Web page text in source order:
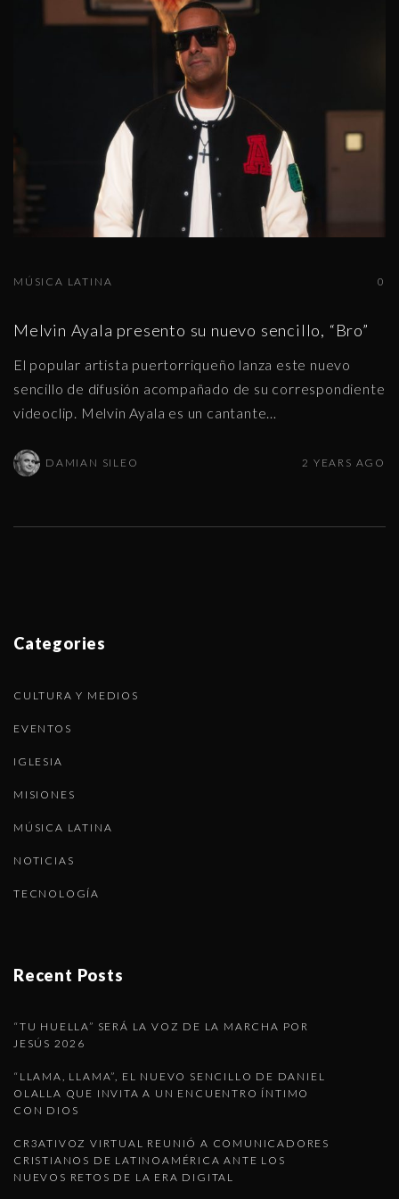
0
MÚSICA LATINA
Melvin Ayala presento su nuevo sencillo, “Bro”
El popular artista puertorriqueño lanza este nuevo
sencillo de difusión acompañado de su correspondiente
videoclip. Melvin Ayala es un cantante…
DAMIAN SILEO 2 YEARS AGO
Categories
CULTURA Y MEDIOS
EVENTOS
IGLESIA
MISIONES
MÚSICA LATINA
NOTICIAS
TECNOLOGÍA
Recent Posts
“TU HUELLA” SERÁ LA VOZ DE LA MARCHA POR
JESÚS 2026
“LLAMA, LLAMA”, EL NUEVO SENCILLO DE DANIEL
OLALLA QUE INVITA A UN ENCUENTRO ÍNTIMO
CON DIOS
CR3ATIVOZ VIRTUAL REUNIÓ A COMUNICADORES
CRISTIANOS DE LATINOAMÉRICA ANTE LOS
NUEVOS RETOS DE LA ERA DIGITAL